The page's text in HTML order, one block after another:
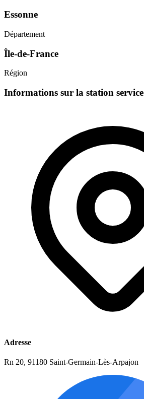
Essonne
Département
Île-de-France
Région
Informations sur la station service
Adresse
Rn 20, 91180 Saint-Germain-Lès-Arpajon